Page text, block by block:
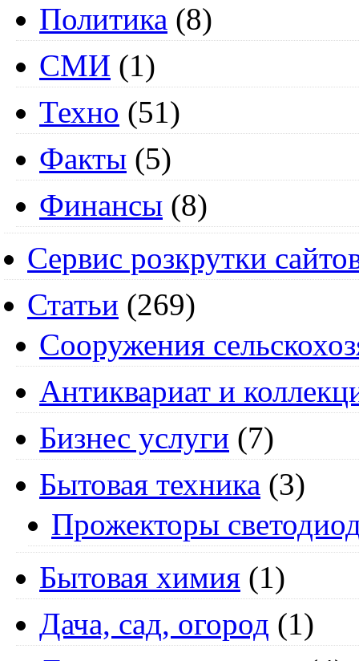
Политика (8)
СМИ (1)
Техно (51)
Факты (5)
Финансы (8)
Сервис розкрутки
Статьи (269)
Cооружения
Антиквариат и
Бизнес услуги (7)
Бытовая техника (3)
Прожекторы
Бытовая химия (1)
Дача, сад, огород (1)